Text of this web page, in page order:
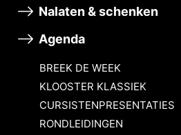
Nalaten & schenken
Agenda
BREEK DE WEEK
KLOOSTER KLASSIEK
CURSISTENPRESENTATIES
RONDLEIDINGEN